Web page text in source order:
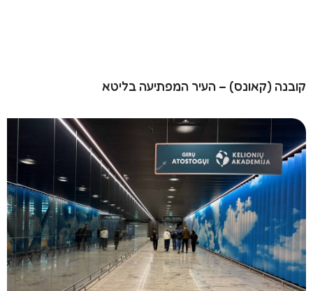
קובנה (קאונס) – העיר המפתיעה בליטא